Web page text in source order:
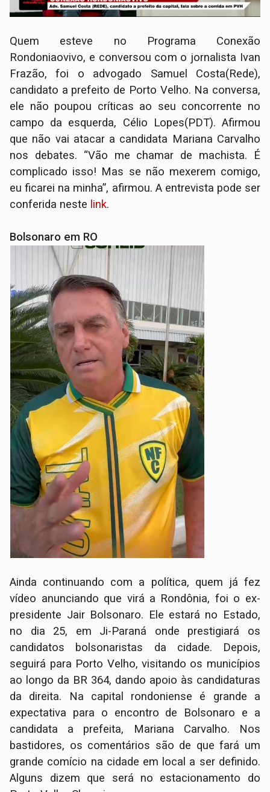
Quem esteve no Programa Conexão
Rondoniaovivo, e conversou com o jornalista Ivan
Frazão, foi o advogado Samuel Costa(Rede),
candidato a prefeito de Porto Velho. Na conversa,
ele não poupou críticas ao seu concorrente no
campo da esquerda, Célio Lopes(PDT). Afirmou
que não vai atacar a candidata Mariana Carvalho
nos debates. “Vão me chamar de machista. É
complicado isso! Mas se não mexerem comigo,
eu ficarei na minha”, afirmou. A entrevista pode ser
conferida neste link.
Bolsonaro em RO
Ainda continuando com a política, quem já fez
vídeo anunciando que virá a Rondônia, foi o ex-
presidente Jair Bolsonaro. Ele estará no Estado,
no dia 25, em Ji-Paraná onde prestigiará os
candidatos bolsonaristas da cidade. Depois,
seguirá para Porto Velho, visitando os municípios
ao longo da BR 364, dando apoio às candidaturas
da direita. Na capital rondoniense é grande a
expectativa para o encontro de Bolsonaro e a
candidata a prefeita, Mariana Carvalho. Nos
bastidores, os comentários são de que fará um
grande comício na cidade em local a ser definido.
Alguns dizem que será no estacionamento do